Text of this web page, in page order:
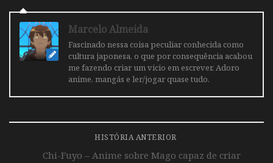
Marcelo Almeida
Fascinado nessa coisa peculiar conhecida como
cultura japonesa, o que por consequência acabou
me fazendo criar um vicio em escrever. Adoro
anime, mangás e ler/jogar quase tudo.
HISTÓRIA ANTERIOR
Chi-Fuyo – Anime sobre Mago capaz de criar